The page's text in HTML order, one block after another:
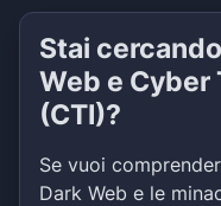
Stai
Web e
(CTI)?
Se vuoi
Dark Web e le